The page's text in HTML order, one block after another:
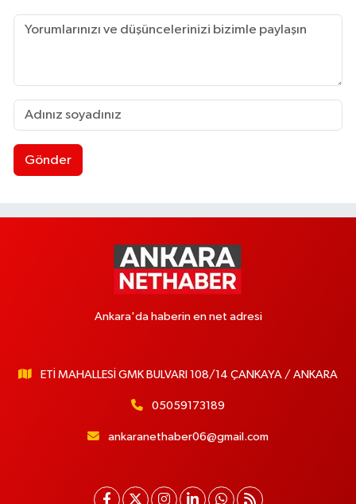
Gönder
Ankara'da haberin en net adresi
ETİ MAHALLESİ GMK BULVARI 108/14 ÇANKAYA / ANKARA
05059173189
ankaranethaber06@gmail.com